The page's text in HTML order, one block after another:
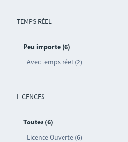
TEMPS RÉEL
Peu importe (6)
Avec temps réel (2)
LICENCES
Toutes (6)
Licence Ouverte (6)